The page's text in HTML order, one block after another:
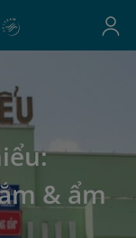
& ẩm